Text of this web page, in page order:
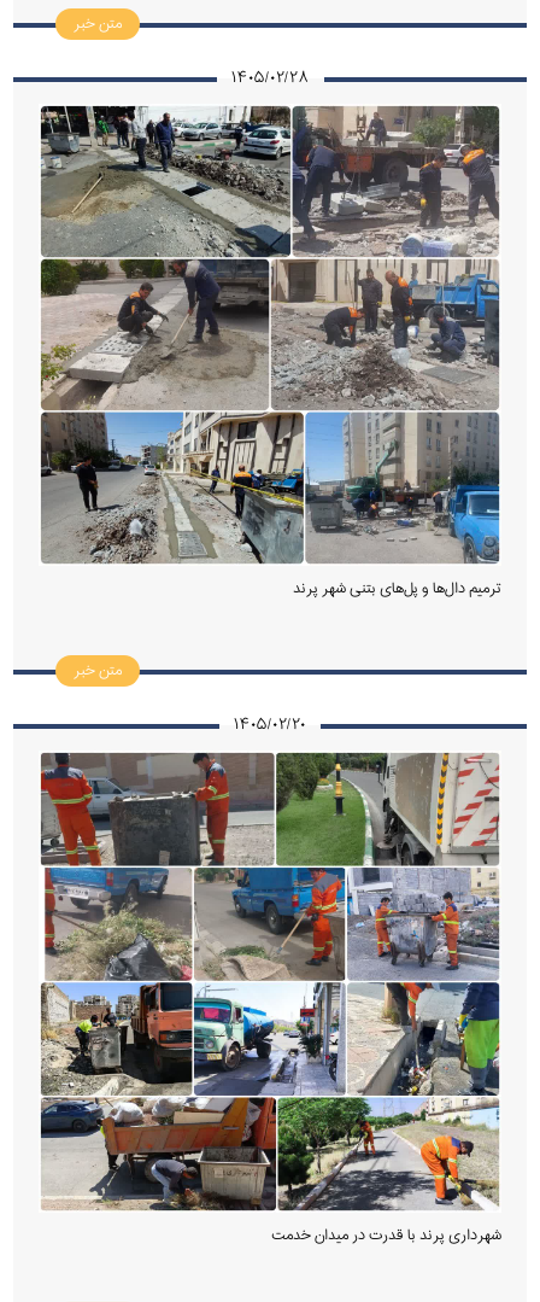
متن خبر
۱۴۰۵/۰۲/۲۸
ترمیم دال‌ها و پل‌های بتنی شهر پرند
متن خبر
۱۴۰۵/۰۲/۲۰
شهرداری پرند با قدرت در میدان خدمت